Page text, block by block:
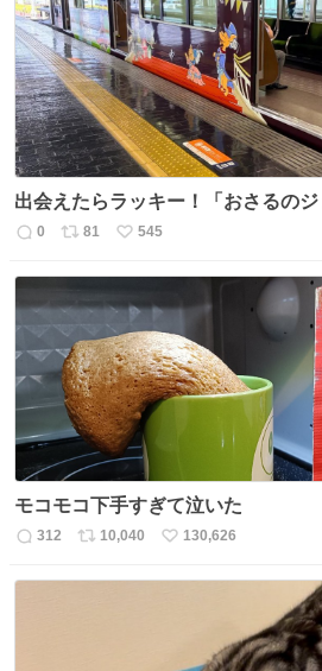
ト
数
数
出会えたらラッキー！「おさるのジ
返
0
リ
ス
ト
数
81
い
数
545
モコモコ下手すぎて泣いた
返
312
リ
10,040
い
130,626